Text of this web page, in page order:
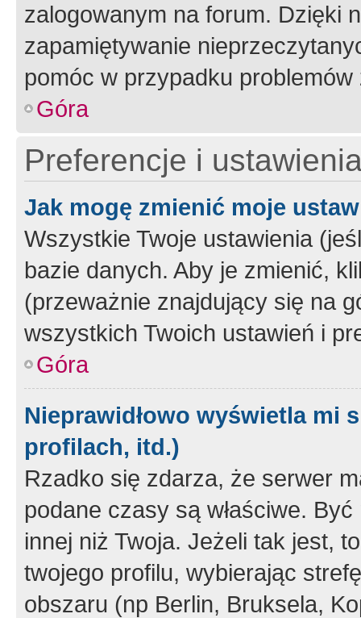
zalogowanym na forum. Dzięki
zapamiętywanie
pomóc w przypadku
Góra
Preferencje i
Jak mogę zmienić moje
Wszystkie Twoje ustawienia
bazie danych. Aby je zmienić,
(przeważnie znajdujący się na
wszystkich Twoich ustawień i
Góra
Nieprawidłowo wyświetla mi
profilach, itd.)
Rzadko się zdarza, że serwer
podane czasy są właściwe.
innej niż Twoja. Jeżeli tak jest,
twojego profilu, wybierając
obszaru (np Berlin, Bruksela,